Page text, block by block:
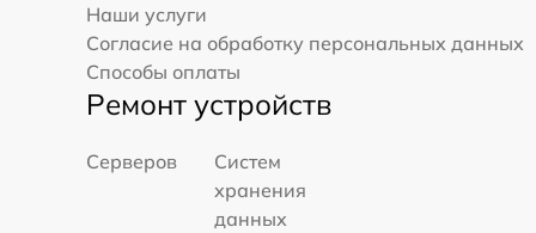
Наши услуги
Согласие на обработку персональных данных
Способы оплаты
Ремонт устройств
Серверов
Систем
хранения
данных